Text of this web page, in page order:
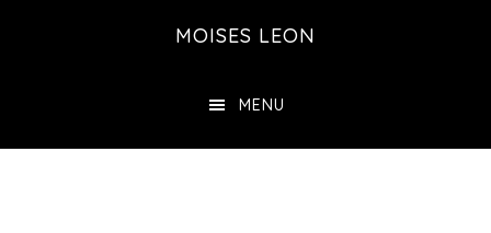
MOISES LEON
MENU